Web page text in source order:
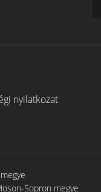
nyilatkozat
Sopron megye